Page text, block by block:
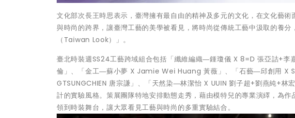
文化部次長王時思表示，臺灣擁有最自由的精神及多元的文化，在文化藝
與時尚的跨界，讓臺灣工藝的美學被看見，將時尚從傳統工藝中汲取的養
（Taiwan Look）」。
臺北時裝週SS24工藝跨域組合包括「纖維編織―鍾瓊儀 X 8=D 張亞詰+李
倫」、「金工―蘇小夢 X Jamie Wei Huang 黃薇」、「石藝―邱創用 X
GTSUNGCHIEN 唐宗謙」、「天然染―林潔怡 X UUIN 劉子超+劉燕純+林
計的實驗風格。策展團隊特地安排動態走秀，藉由模特兒的專業演繹，為
領到時裝舞台，讓大眾看見工藝與時尚的多重實驗結合。